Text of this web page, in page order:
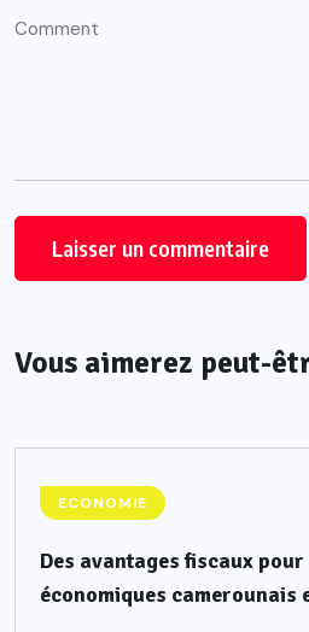
Vous aimerez peut-
ECONOMIE
Des avantages fiscaux
économiques camerounais